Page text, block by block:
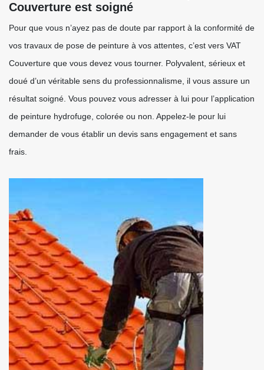
Couverture est soigné
Pour que vous n’ayez pas de doute par rapport à la conformité de
vos travaux de pose de peinture à vos attentes, c’est vers VAT
Couverture que vous devez vous tourner. Polyvalent, sérieux et
doué d’un véritable sens du professionnalisme, il vous assure un
résultat soigné. Vous pouvez vous adresser à lui pour l’application
de peinture hydrofuge, colorée ou non. Appelez-le pour lui
demander de vous établir un devis sans engagement et sans
frais.